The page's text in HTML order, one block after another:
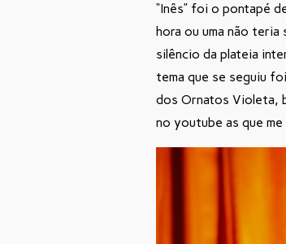
“Inês” foi o pontapé
hora ou uma não
silêncio da plateia
tema que se seguiu
dos Ornatos Violeta,
no youtube as que